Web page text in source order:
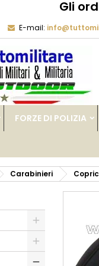
Gli
E-mail:
FORZE DI POLIZIA
Carabinieri